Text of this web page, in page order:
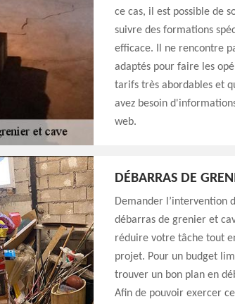
ce cas, il est possible de
suivre des formations
efficace. Il ne rencontre
adaptés pour faire les
tarifs très abordables et
avez besoin
web.
DÉBARRAS DE
Demander l’intervention
débarras de grenier et
réduire votre tâche tout
projet. Pour un budget
trouver un bon plan en
Afin de pouvoir exercer